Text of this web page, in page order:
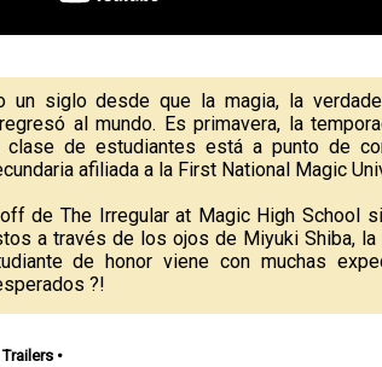
un siglo desde que la magia, la
al mundo. Es primavera, la
clase de estudiantes está a punto de
afiliada a la First National Magic
de The Irregular at Magic High School
a través de los ojos de Miyuki Shiba, la
de honor viene con muchas
?!
Trailers •